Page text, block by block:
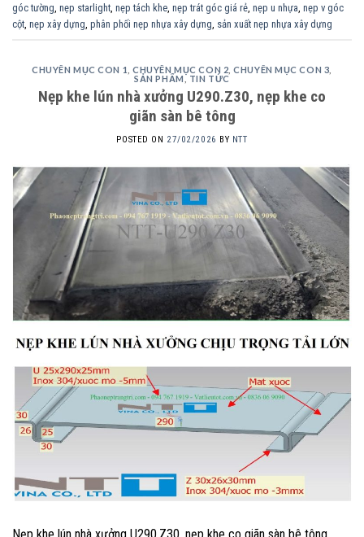
góc tường nẹp starlight nẹp tách khe nẹp trát góc giá rẻ nẹp u nhựa nẹp v góc
cột nẹp xây dựng phân phối nẹp nhựa xây dựng sản xuất nẹp nhựa xây dựng
CHUYÊN MỤC CON 1 ,CHUYÊN MỤC CON 2 ,CHUYÊN MỤC CON 3
SẢN PHẨM , TIN TỨC
Nẹp khe lún nhà xưởng U290.Z30, nẹp khe co
giãn sàn bê tông
POSTED ON 27/02/2026 BY NTT